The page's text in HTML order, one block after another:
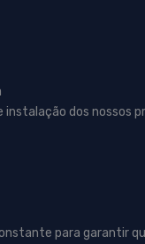
instalação dos nossos
para garantir